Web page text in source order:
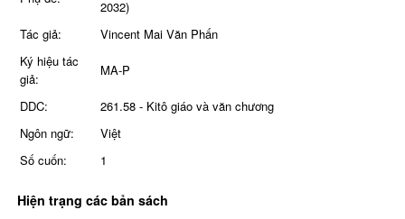
2032)
Tác giả:
Vincent Mai Văn Phấn
Ký hiệu tác
giả:
MA-P
DDC:
261.58 - Kitô giáo và văn chương
Ngôn ngữ:
Việt
Số cuốn:
1
Hiện trạng các bản sách